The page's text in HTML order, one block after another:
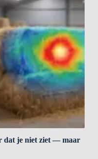
dat je niet ziet — maar